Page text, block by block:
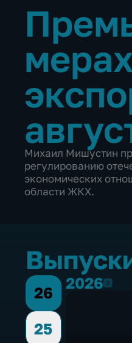
Михаил Мишустин
регулированию
экономических
области ЖКХ.
26
25
20262026